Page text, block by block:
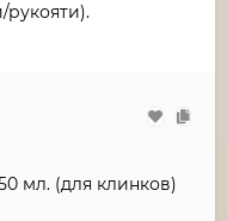
рукояти).
мл. (для клинков)